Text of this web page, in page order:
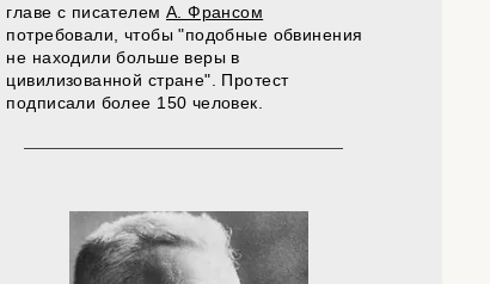
главе с писателем А. Франсом
потребовали, чтобы "подобные обвинения
не находили больше веры в
цивилизованной стране". Протест
подписали более 150 человек.